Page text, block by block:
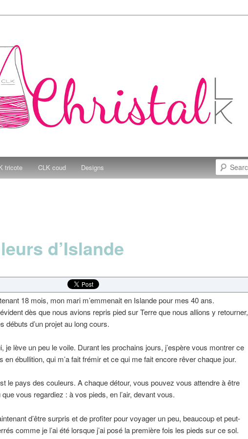
tricote CLK coud Designs
d’Islande
18 mois, mon mari m’emmenait en Islande pour mes 40 ans.
dès que nous avions repris pied sur Terre que nous allions y retourner,
débuts d’un projet au long cours.
je lève un peu le voile. Durant les prochains jours, j’espère vous montrer ce
en ébullition, qui m’a fait frémir et ce qui me fait encore rêver chaque jour.
le pays des couleurs. A chaque détour, vous pouvez vous attendre à être
vous regardiez : à vos pieds, en l’air, devant vous.
d’être surpris et de profiter pour voyager un peu, beaucoup et peut-
comme je l’ai été lorsque j’ai posé la première fois les pieds sur ce sol.